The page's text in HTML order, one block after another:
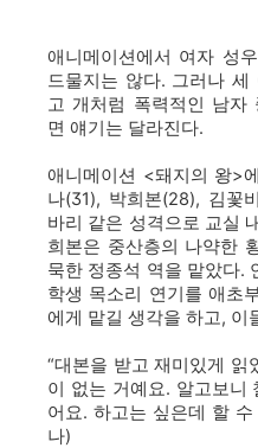
애니메이션에서 여자 성
드물지는 않다. 그러나 세
고 개처럼 폭력적인 남자
면 얘기는 달라진다.
애니메이션 <돼지의 왕>
나(31), 박희본(28), 김꽃
바리 같은 성격으로 교실
희본은 중산층의 나약한
묵한 정종석 역을 맡았다.
학생 목소리 연기를 애초
에게 맡길 생각을 하고, 이
“대본을 받고 재미있게 읽
이 없는 거예요. 알고보니
어요. 하고는 싶은데 할
나)